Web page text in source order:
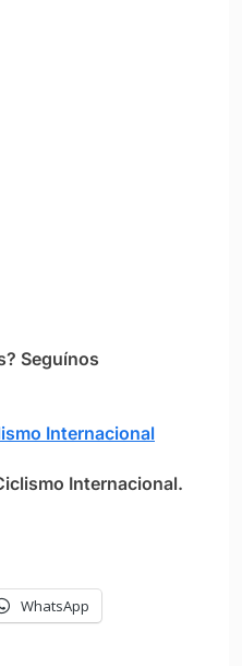
Seguínos
Internacional
Internacional.
WhatsApp